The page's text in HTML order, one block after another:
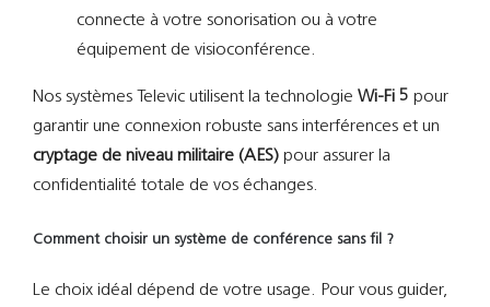
connecte à votre sonorisation ou à votre
équipement de visioconférence.
Nos systèmes Televic utilisent la technologie Wi-Fi 5 pour
garantir une connexion robuste sans interférences et un
cryptage de niveau militaire (AES) pour assurer la
confidentialité totale de vos échanges.
Comment choisir un système de conférence sans fil ?
Le choix idéal dépend de votre usage. Pour vous guider,